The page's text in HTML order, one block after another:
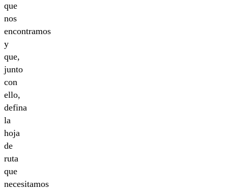
que
nos
encontramos
y
que,
junto
con
ello,
defina
la
hoja
de
ruta
que
necesitamos